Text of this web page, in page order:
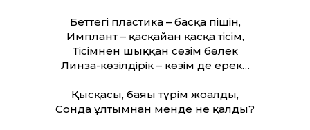
Беттегі пластика – басқа пішін,
Имплант – қасқайған қасқа тісім,
Тісімнен шыққан сөзім бөлек
Линза-көзілдірік – көзім де ерек…
Қысқасы, баяғы түрім жоғалды,
Сонда ұлтымнан менде не қалды?